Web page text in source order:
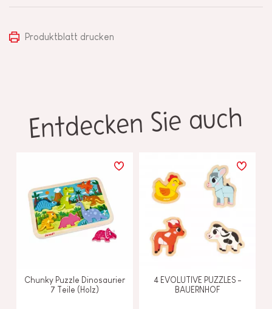
Produktblatt drucken
Entdecken Sie auch
Chunky Puzzle Dinosaurier
7 Teile (Holz)
4 EVOLUTIVE PUZZLES -
BAUERNHOF